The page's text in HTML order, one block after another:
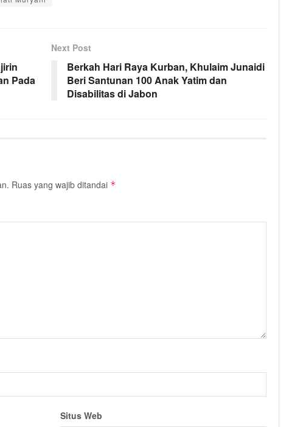
Pada
Next Post
Berkah Hari Raya Kurban, Khulaim Junaidi
Beri Santunan 100 Anak Yatim dan
Disabilitas di Jabon
Ruas yang wajib ditandai *
Situs Web